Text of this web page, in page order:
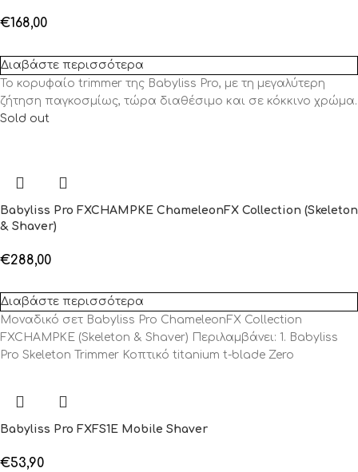
€168,00
Διαβάστε περισσότερα
Το κορυφαίο trimmer της Babyliss Pro, με τη μεγαλύτερη
ζήτηση παγκοσμίως, τώρα διαθέσιμο και σε κόκκινο χρώμα.
Sold out
Babyliss Pro FXCHAMPKE ChameleonFX Collection (Skeleton
& Shaver)
€288,00
Διαβάστε περισσότερα
Μοναδικό σετ Babyliss Pro ChameleonFX Collection
FXCHAMPKE (Skeleton & Shaver) Περιλαμβάνει: 1. Babyliss
Pro Skeleton Trimmer Κοπτικό titanium t-blade Zero
Babyliss Pro FXFS1E Mobile Shaver
€53,90